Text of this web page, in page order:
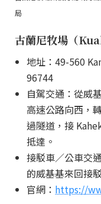
局
古蘭尼牧場（
地址：49-560
96744
自駕交通：從威
高速公路向西，
過隧道，接
抵達。
接駁車／公車交
的威基基來回接
官網： https://